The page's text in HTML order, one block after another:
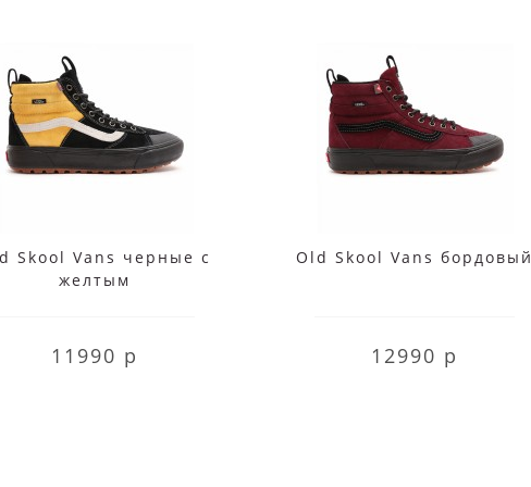
Skool Vans черные с
желтым
11990 р
Old Skool Vans бордовый
12990 р